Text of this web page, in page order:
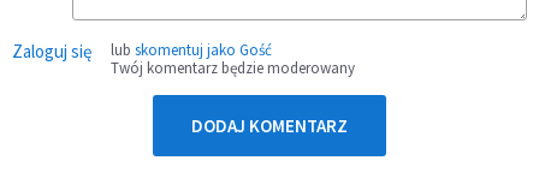
Zaloguj się lub skomentuj jako Gość
Twój komentarz będzie moderowany
DODAJ KOMENTARZ